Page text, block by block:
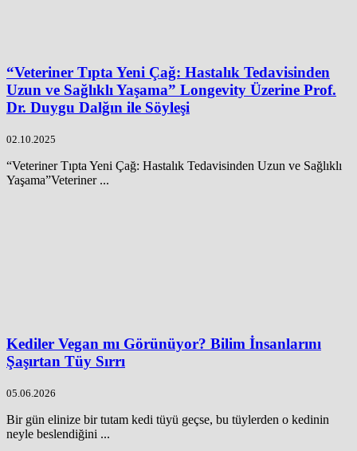
“Veteriner Tıpta Yeni Çağ: Hastalık Tedavisinden
Uzun ve Sağlıklı Yaşama” Longevity Üzerine Prof.
Dr. Duygu Dalğın ile Söyleşi
02.10.2025
“Veteriner Tıpta Yeni Çağ: Hastalık Tedavisinden Uzun ve Sağlıklı
Yaşama”Veteriner ...
Kediler Vegan mı Görünüyor? Bilim İnsanlarını
Şaşırtan Tüy Sırrı
05.06.2026
Bir gün elinize bir tutam kedi tüyü geçse, bu tüylerden o kedinin
neyle beslendiğini ...